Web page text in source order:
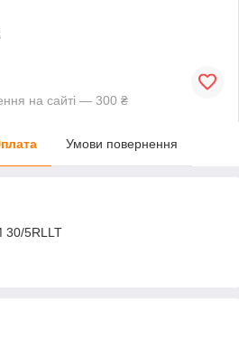
на сайті — 300 ₴
Умови повернення
30/5RLLT